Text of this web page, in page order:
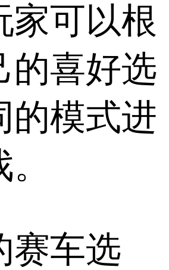
家可以根
的喜好选
的模式进
赛车选